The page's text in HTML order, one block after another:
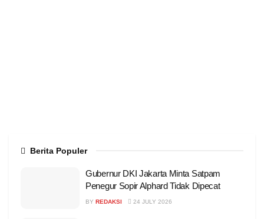
Berita Populer
Gubernur DKI Jakarta Minta Satpam
Penegur Sopir Alphard Tidak Dipecat
BY REDAKSI 24 JULY 2026